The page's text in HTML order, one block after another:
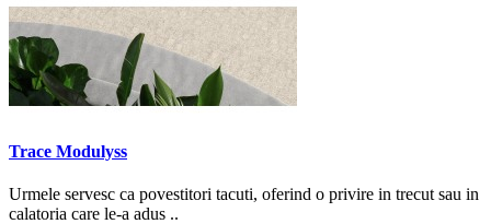
Trace Modulyss
Urmele servesc ca povestitori tacuti, oferind o privire in trecut sau in
calatoria care le-a adus ..